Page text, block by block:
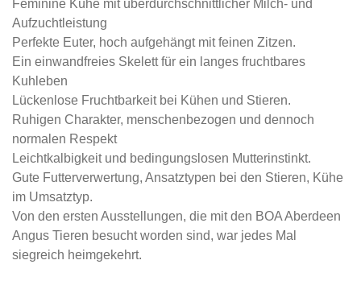
Feminine Kühe mit überdurchschnittlicher Milch- und
Aufzuchtleistung
Perfekte Euter, hoch aufgehängt mit feinen Zitzen.
Ein einwandfreies Skelett für ein langes fruchtbares
Kuhleben
Lückenlose Fruchtbarkeit bei Kühen und Stieren.
Ruhigen Charakter, menschenbezogen und dennoch
normalen Respekt
Leichtkalbigkeit und bedingungslosen Mutterinstinkt.
Gute Futterverwertung, Ansatztypen bei den Stieren, Kühe
im Umsatztyp.
Von den ersten Ausstellungen, die mit den BOA Aberdeen
Angus Tieren besucht worden sind, war jedes Mal
siegreich heimgekehrt.